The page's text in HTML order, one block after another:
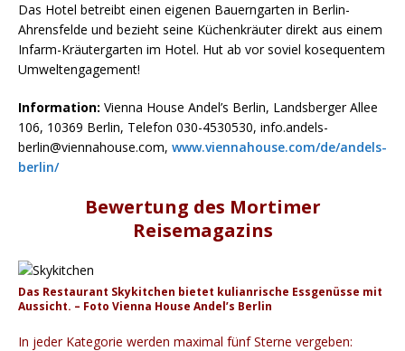
Das Hotel betreibt einen eigenen Bauerngarten in Berlin-
Ahrensfelde und bezieht seine Küchenkräuter direkt aus einem
Infarm-Kräutergarten im Hotel. Hut ab vor soviel kosequentem
Umweltengagement!
Information: Vienna House Andel’s Berlin, Landsberger Allee
106, 10369 Berlin, Telefon 030-4530530, info.andels-
berlin@viennahouse.com, www.viennahouse.com/de/andels-
berlin/
Bewertung des Mortimer
Reisemagazins
Das Restaurant Skykitchen bietet kulianrische Essgenüsse mit
Aussicht. – Foto Vienna House Andel’s Berlin
In jeder Kategorie werden maximal fünf Sterne vergeben: